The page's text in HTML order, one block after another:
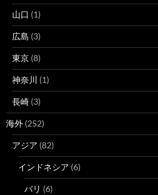
山口 (1)
広島 (3)
東京 (8)
神奈川 (1)
長崎 (3)
海外 (252)
アジア (82)
インドネシア (6)
バリ (6)